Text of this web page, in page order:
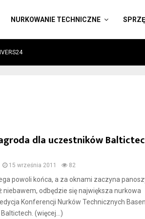
NURKOWANIE TECHNICZNE
dla uczestników
15 września 2011 82
powoli końca, a za oknami zaczyna
niebawem, odbędzie się największa nurkowa
Konferencji Nurków Technicznych
(więcej…)